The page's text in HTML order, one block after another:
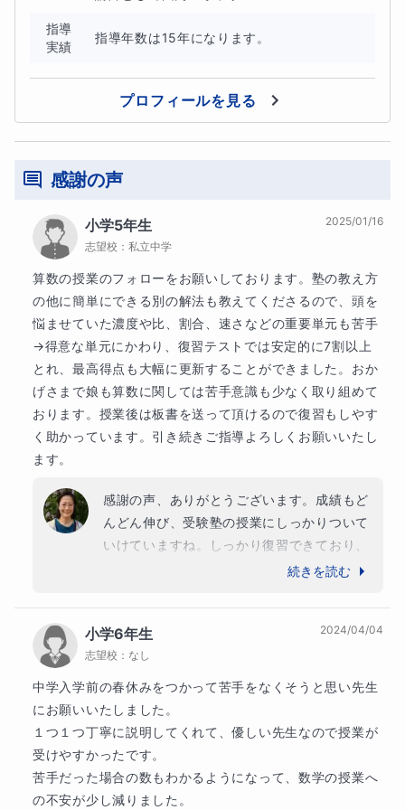
また、zoom上の報告は保護者さまのご都合がつかなけれ
なお、授業後には授業で使用した板書のpdfと授業報告を
■お問合せを行って頂く際に知りたいこと
在住国と、補習校の有無
志望校（あれば）
生徒さんの日本語のレベル（日常会話が可能かどうか）
指導
実績
指導年数は15年になります。
プロフィールを見る
感謝の声
小学5年生
志望校： 私立中学
2025/01/16
算数の授業のフォローをお願いしております。塾の教え方
の他に簡単にできる別の解法も教えてくださるので、頭を
悩ませていた濃度や比、割合、速さなどの重要単元も苦手
→得意な単元にかわり、復習テストでは安定的に7割以上
とれ、最高得点も大幅に更新することができました。おか
げさまで娘も算数に関しては苦手意識も少なく取り組めて
おります。授業後は板書を送って頂けるので復習もしやす
く助かっています。引き続きご指導よろしくお願いいたし
ます。
感謝の声、ありがとうございます。成績もど
んどん伸び、受験塾の授業にしっかりついて
いけていますね。しっかり復習できており、
感心しております。６年生からは応用問題も
りましたら、すぐにご相談くださいね。全力
でサポートさせていただきます。受験まであ
と１年、この調子で最後まで一緒に頑張って
いきましょう。
続きを読む
小学6年生
志望校： なし
2024/04/04
中学入学前の春休みをつかって苦手をなくそうと思い先生
にお願いいたしました。
１つ１つ丁寧に説明してくれて、優しい先生なので授業が
受けやすかったです。
苦手だった場合の数もわかるようになって、数学の授業へ
の不安が少し減りました。